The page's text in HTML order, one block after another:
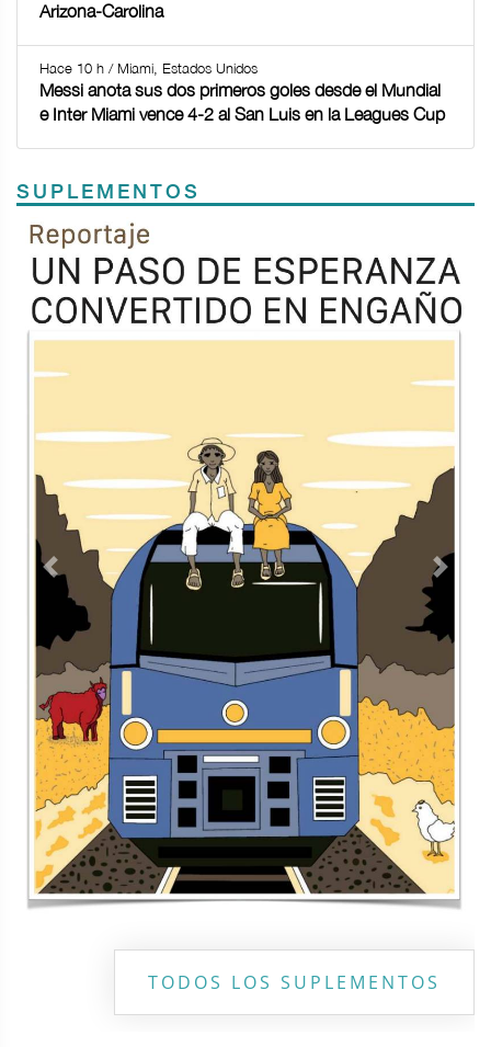
Arizona-Carolina
Hace 10 h / Miami, Estados Unidos
Messi anota sus dos primeros goles desde el Mundial
e Inter Miami vence 4-2 al San Luis en la Leagues Cup
SUPLEMENTOS
Previous
TODOS LOS SUPLEMENTOS
Contacto Directorio Aviso de privacidad
Copyright ©2026 Todos los derechos reservados | La Jornada
Maya